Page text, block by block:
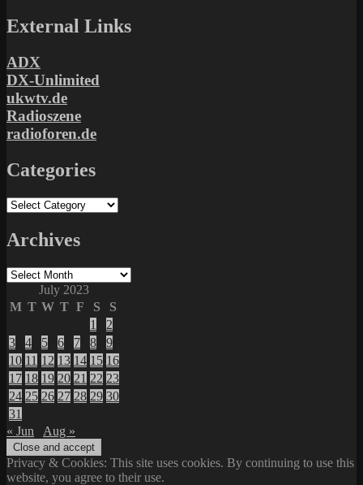
External Links
ADX
DX-Unlimited
ukwtv.de
Radioszene
radioforen.de
Categories
Categories
Archives
Archives
July 2023
M T W T F S
S
1
2
3
4 5 6 7 8
9
10 11 12 13 14 15 16
17 18 19 20 21 22 23
24 25 26 27 28 29 30
31
« Jun
Aug »
Privacy & Cookies: This site uses cookies. By continuing to use this
website, you agree to their use.